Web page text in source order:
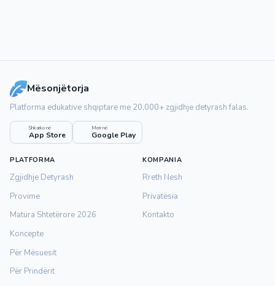
Mësonjëtorja
Platforma edukative shqiptare me 20,000+ zgjidhje detyrash falas.
Shkarko në
App Store
Merr në
Google Play
PLATFORMA
Zgjidhje Detyrash
Provime
Matura Shtetërore 2026
Koncepte
Për Mësuesit
Për Prindërit
KOMPANIA
Rreth Nesh
Privatësia
Kontakto